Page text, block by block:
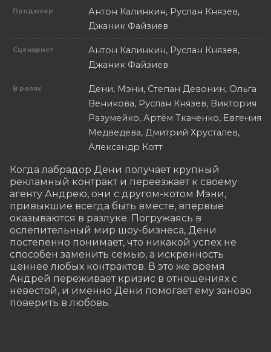
Продюсер
Антон Калинкин, Руслан Князев,
Джаник Файзиев
Сценарист
Антон Калинкин, Руслан Князев,
Джаник Файзиев
В ролях
Дени, Мэни, Степан Девонин, Ольга
Веникова, Руслан Князев, Виктория
Разумейко, Артём Ткаченко, Евгения
Медведева, Дмитрий Хрусталев,
Александр Котт
Когда лабрадор Дени получает крупный
рекламный контракт и переезжает к своему
агенту Андрею, они с другом-котом Мэни,
привыкшие всегда быть вместе, впервые
оказываются в разлуке. Погружаясь в
ослепительный мир шоу-бизнеса, Дени
постепенно понимает, что никакой успех не
способен заменить семью, а искренность
ценнее любых контрактов. В это же время
Андрей переживает кризис в отношениях с
невестой, и именно Дени помогает ему заново
поверить в любовь.